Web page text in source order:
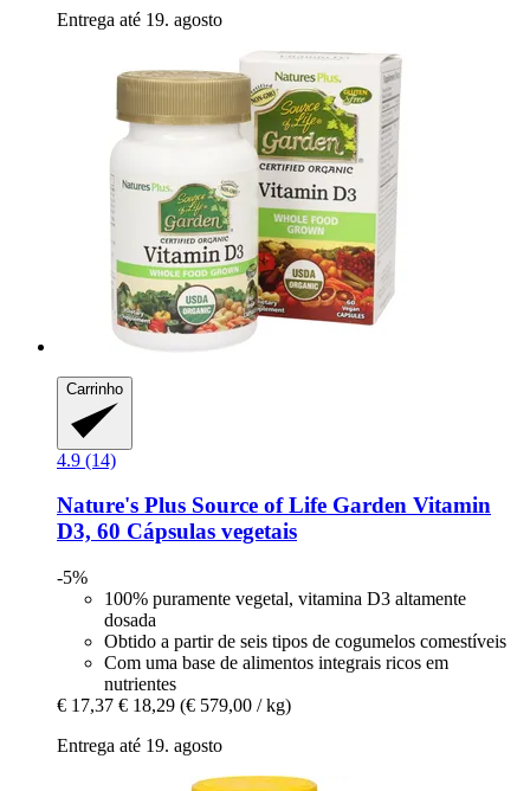
Entrega até 19. agosto
Carrinho
4.9 (14)
Nature's Plus Source of Life Garden Vitamin
D3, 60 Cápsulas vegetais
-5%
100% puramente vegetal, vitamina D3 altamente
dosada
Obtido a partir de seis tipos de cogumelos comestíveis
Com uma base de alimentos integrais ricos em
nutrientes
€ 17,37 € 18,29 (€ 579,00 / kg)
Entrega até 19. agosto